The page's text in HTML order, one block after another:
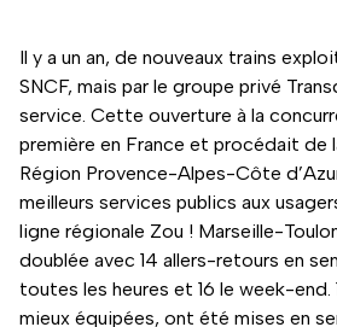
Il y a un an, de nouveaux trains
SNCF, mais par le groupe privé
service. Cette ouverture à la
première en France et procédait de
Région Provence-Alpes-Côte
meilleurs services publics aux
ligne régionale Zou ! Marseille-
doublée avec 14 allers-retours en
toutes les heures et 16 le week-end.
mieux équipées, ont été mises en